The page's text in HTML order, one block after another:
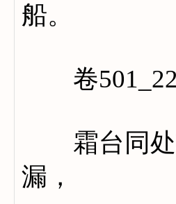
船。
卷501_22
霜台同处
漏，